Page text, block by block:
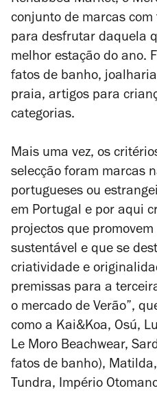
conjunto de marcas
para desfrutar daquela
melhor estação do ano.
fatos de banho,
praia, artigos para
categorias.
Mais uma vez, os
selecção foram marcas
portugueses ou
em Portugal e por aqui
projectos que
sustentável e que se
criatividade e
premissas para a
o mercado de Verão”,
como a Kai&Koa, Osú,
Le Moro Beachwear,
fatos de banho),
Tundra, Império